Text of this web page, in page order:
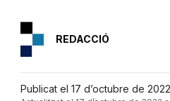
REDACCIÓ
Publicat el 17 d’octubre de